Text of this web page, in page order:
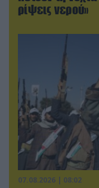
ρίψεις νερού»
07.08.2026 | 08:02